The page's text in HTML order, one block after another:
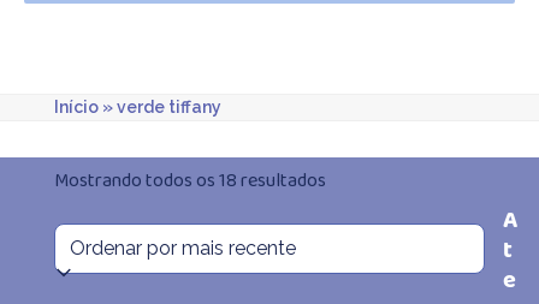
Início»verde tiffany
Mostrando todos os 18 resultadosClassificado
por
mais
A
t
e